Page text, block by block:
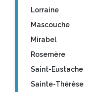
Lorraine
Mascouche
Mirabel
Rosemère
Saint-Eustache
Sainte-Thérèse